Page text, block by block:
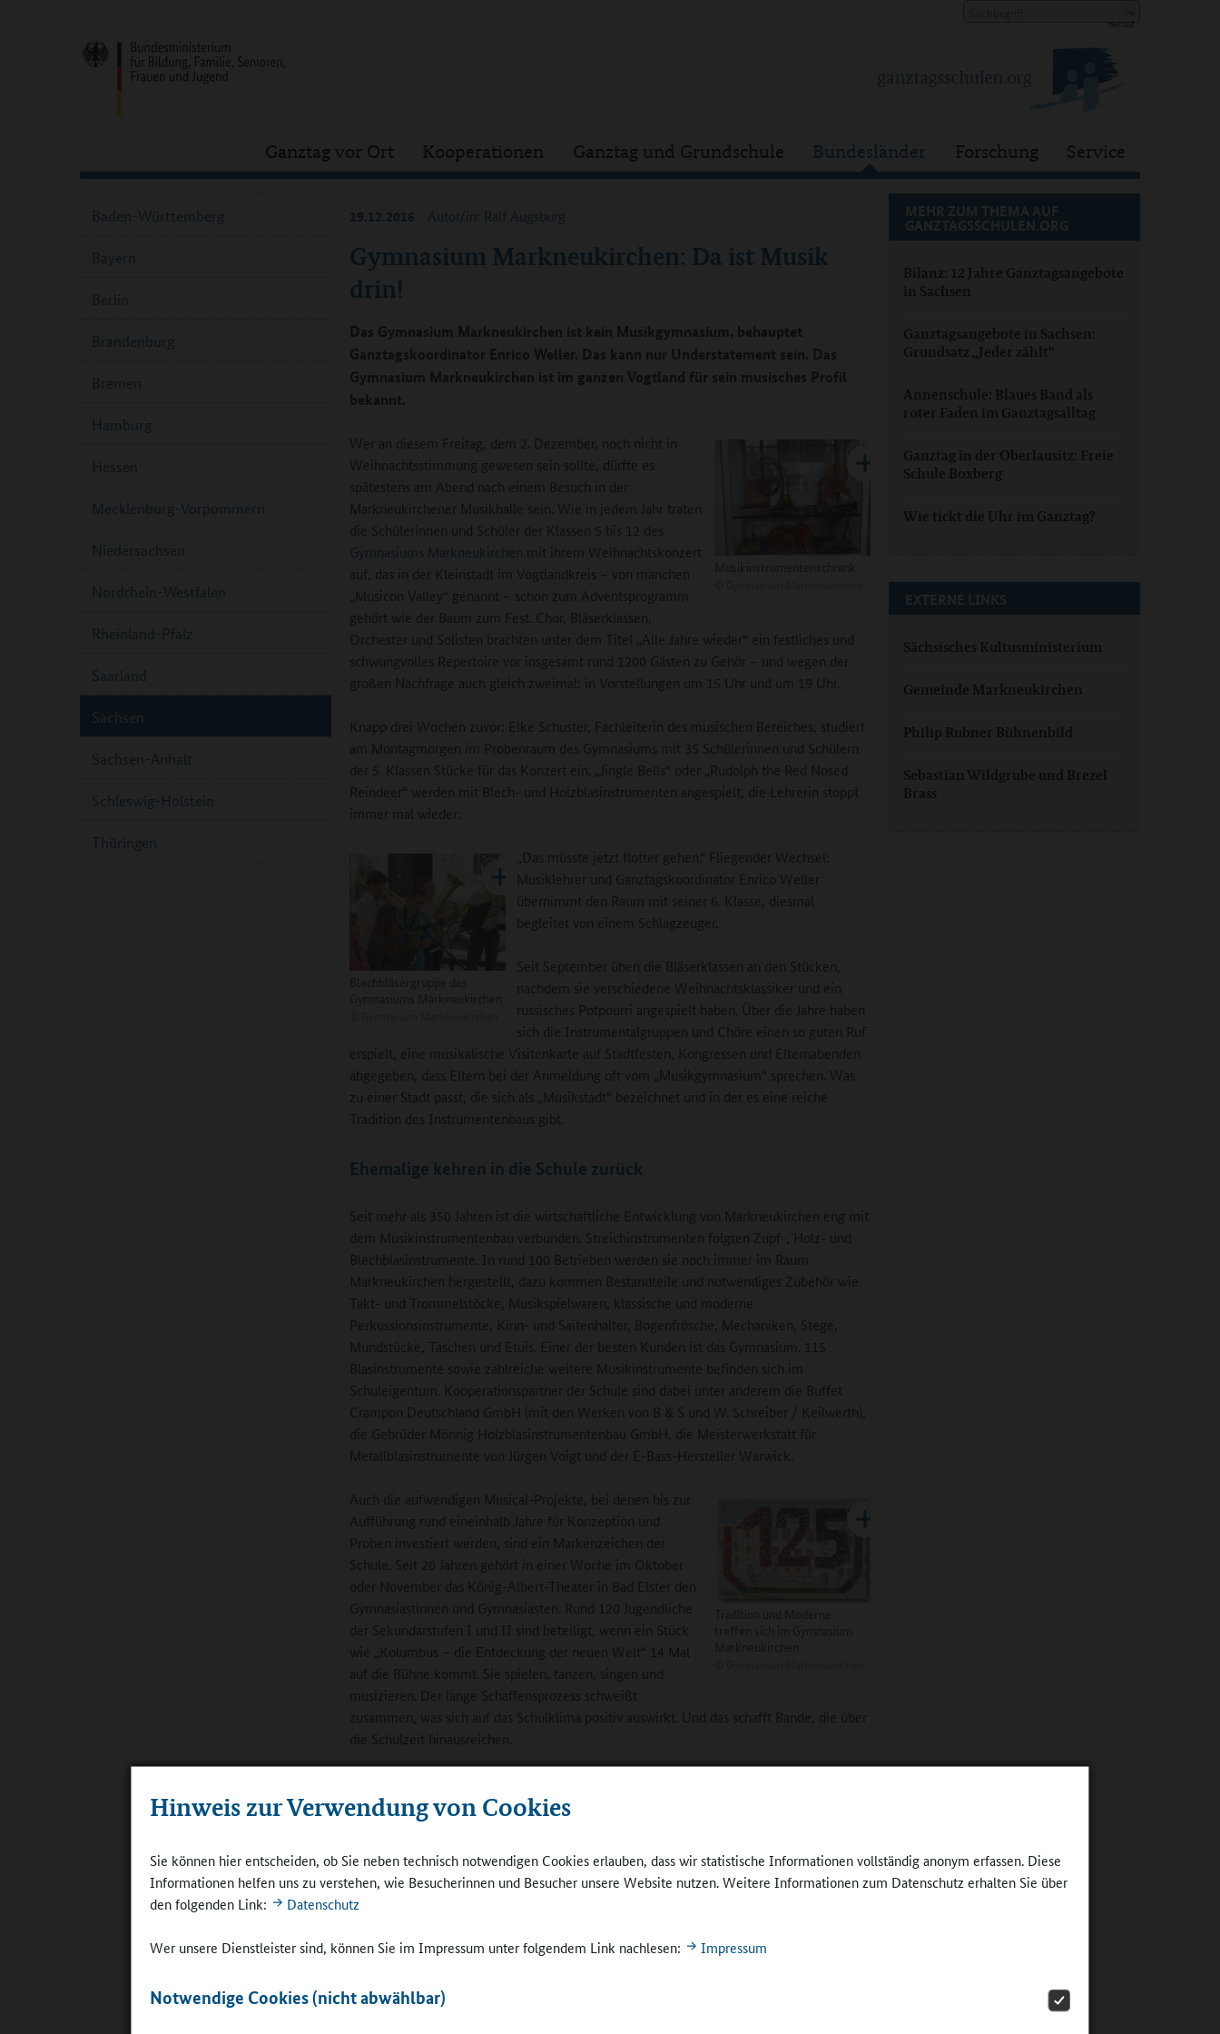
Hinweis zur Verwendung von Cookies
Sie können hier entscheiden, ob Sie neben technisch notwendigen Cookies erlauben, dass wir statistische Informationen vollständig anonym erfassen. Diese
Informationen helfen uns zu verstehen, wie Besucherinnen und Besucher unsere Website nutzen. Weitere Informationen zum Datenschutz erhalten Sie über
den folgenden Link:
Datenschutz
Wer unsere Dienstleister sind, können Sie im Impressum unter folgendem Link nachlesen: Impressum
Notwendige Cookies (nicht abwählbar)
Ganztag vor Ort Kooperationen Ganztag und Grundschule Bundesländer Forschung Service
Gymnasium Markneukirchen: Da ist Musik
drin!
19.12.2016 Autor/in: Ralf Augsburg
Das Gymnasium Markneukirchen ist kein Musikgymnasium, behauptet
Ganztagskoordinator Enrico Weller. Das kann nur Understatement sein. Das
Gymnasium Markneukirchen ist im ganzen Vogtland für sein musisches Profil
bekannt.
Wer an diesem Freitag, dem 2. Dezember, noch nicht in
Weihnachtsstimmung gewesen sein sollte, dürfte es
spätestens am Abend nach einem Besuch in der
Markneukirchener Musikhalle sein. Wie in jedem Jahr traten
die Schülerinnen und Schüler der Klassen 5 bis 12 des
Gymnasiums Markneukirchen mit ihrem Weihnachtskonzert
auf, das in der Kleinstadt im Vogtlandkreis – von manchen
„Musicon Valley“ genannt – schon zum Adventsprogramm
gehört wie der Baum zum Fest. Chor, Bläserklassen,
Orchester und Solisten brachten unter dem Titel „Alle Jahre wieder“ ein festliches und
schwungvolles Repertoire vor insgesamt rund 1200 Gästen zu Gehör – und wegen der
großen Nachfrage auch gleich zweimal: in Vorstellungen um 15 Uhr und um 19 Uhr.
Knapp drei Wochen zuvor: Elke Schuster, Fachleiterin des musischen Bereiches, studiert
am Montagmorgen im Probenraum des Gymnasiums mit 35 Schülerinnen und Schülern
der 5. Klassen Stücke für das Konzert ein. „Jingle Bells“ oder „Rudolph the Red Nosed
Reindeer“ werden mit Blech- und Holzblasinstrumenten angespielt, die Lehrerin stoppt
immer mal wieder:
„Das müsste jetzt flotter gehen.“ Fliegender Wechsel:
Musiklehrer und Ganztagskoordinator Enrico Weller
übernimmt den Raum mit seiner 6. Klasse, diesmal
begleitet von einem Schlagzeuger.
Seit September üben die Bläserklassen an den Stücken,
nachdem sie verschiedene Weihnachtsklassiker und ein
russisches Potpourri angespielt haben. Über die Jahre haben
sich die Instrumentalgruppen und Chöre einen so guten Ruf
erspielt, eine musikalische Visitenkarte auf Stadtfesten, Kongressen und Elternabenden
abgegeben, dass Eltern bei der Anmeldung oft vom „Musikgymnasium“ sprechen. Was
zu einer Stadt passt, die sich als „Musikstadt“ bezeichnet und in der es eine reiche
Tradition des Instrumentenbaus gibt.
Ehemalige kehren in die Schule zurück
Seit mehr als 350 Jahren ist die wirtschaftliche Entwicklung von Markneukirchen eng mit
dem Musikinstrumentenbau verbunden. Streichinstrumenten folgten Zupf-, Holz- und
Blechblasinstrumente. In rund 100 Betrieben werden sie noch immer im Raum
Markneukirchen hergestellt, dazu kommen Bestandteile und notwendiges Zubehör wie
Takt- und Trommelstöcke, Musikspielwaren, klassische und moderne
Perkussionsinstrumente, Kinn- und Saitenhalter, Bogenfrösche, Mechaniken, Stege,
Mundstücke, Taschen und Etuis. Einer der besten Kunden ist das Gymnasium. 115
Blasinstrumente sowie zahlreiche weitere Musikinstrumente befinden sich im
Schuleigentum. Kooperationspartner der Schule sind dabei unter anderem die Buffet
Crampon Deutschland GmbH (mit den Werken von B & S und W. Schreiber / Keilwerth),
die Gebrüder Mönnig Holzblasinstrumentenbau GmbH, die Meisterwerkstatt für
Metallblasinstrumente von Jürgen Voigt und der E-Bass-Hersteller Warwick.
Auch die aufwendigen Musical-Projekte, bei denen bis zur
Aufführung rund eineinhalb Jahre für Konzeption und
Proben investiert werden, sind ein Markenzeichen der
Schule. Seit 20 Jahren gehört in einer Woche im Oktober
oder November das König-Albert-Theater in Bad Elster den
Gymnasiastinnen und Gymnasiasten. Rund 120 Jugendliche
der Sekundarstufen I und II sind beteiligt, wenn ein Stück
wie „Kolumbus – die Entdeckung der neuen Welt“ 14 Mal
auf die Bühne kommt. Sie spielen, tanzen, singen und
musizieren. Der lange Schaffensprozess schweißt
zusammen, was sich auf das Schulklima positiv auswirkt. Und das schafft Bande, die über
die Schulzeit hinausreichen.
Szenografie an der Akademie der bildenden Künste Wien, im Rahmen einer AG den Bau
des Bühnenbilds mit der berühmten „Santa Maria“, dem Kolumbus-Schiff von 1492, in
„Amerika“ als einer von fünf Ehemaligen auch Sebastian Wildgrube mit, „Vogtländer des
Jahres 2015“, der 21 Instrumente beherrscht und laut einer Regionalzeitung
„selbst
einer rostigen Zündkerze melodische Klänge entlocken würde“
mit der Schule. Ein Schüler der 8. Klasse hat sich Wildgrube in einer Lerneinheit sogar als
MEHR ZUM THEMA AUF
GANZTAGSSCHULEN.ORG
Bilanz: 12 Jahre Ganztagsangebote
in Sachsen
Ganztagsangebote in Sachsen:
Grundsatz „Jeder zählt“
Annenschule: Blaues Band als
roter Faden im Ganztagsalltag
Ganztag in der Oberlausitz: Freie
Schule Boxberg
Wie tickt die Uhr im Ganztag?
EXTERNE LINKS
Sächsisches Kultusministerium
Gemeinde Markneukirchen
Philip Rubner Bühnenbild
Sebastian Wildgrube und Brezel
Brass
Baden-Württemberg
Bayern
Berlin
Brandenburg
Bremen
Hamburg
Hessen
Mecklenburg-Vorpommern
Niedersachsen
Nordrhein-Westfalen
Rheinland-Pfalz
Saarland
Sachsen
Sachsen-Anhalt
Schleswig-Holstein
Thüringen